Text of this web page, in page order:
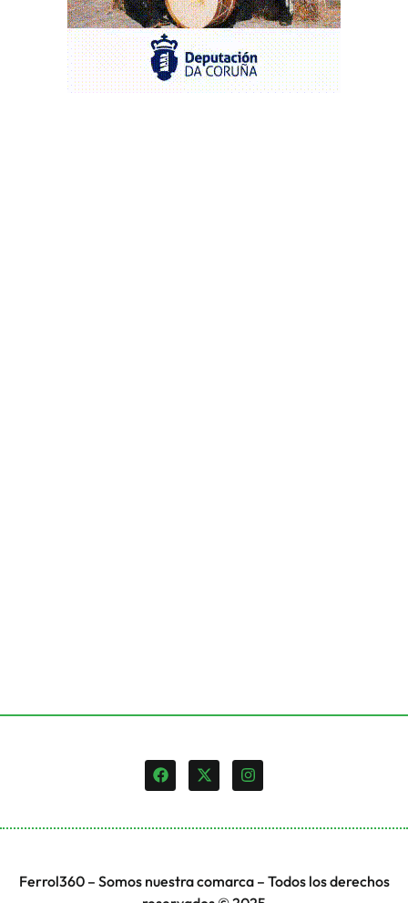
Ferrol360 – Somos nuestra comarca – Todos los derechos